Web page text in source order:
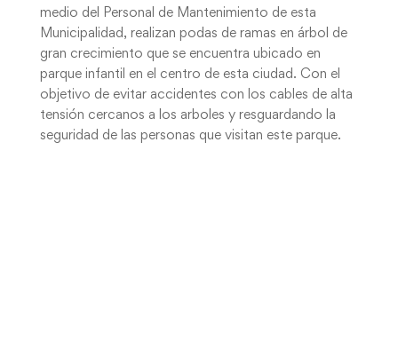
medio del Personal de Mantenimiento de esta
Municipalidad, realizan podas de ramas en árbol de
gran crecimiento que se encuentra ubicado en
parque infantil en el centro de esta ciudad. Con el
objetivo de evitar accidentes con los cables de alta
tensión cercanos a los arboles y resguardando la
seguridad de las personas que visitan este parque.